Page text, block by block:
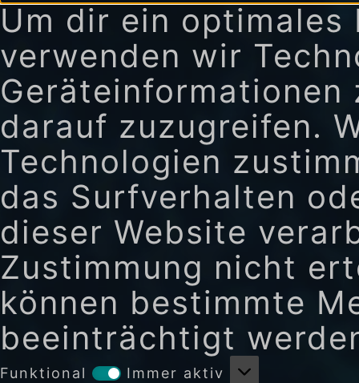
Um dir ein
verwenden wir
darauf zuzugreifen.
Technologien
das Surfverhalten
dieser Website
Zustimmung nicht
können bestimmte
beeinträchtigt
Funktional Funktional
Immer aktiv